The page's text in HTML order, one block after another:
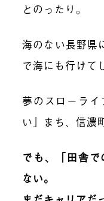
とのったり。
海のない長野県
で海にも行けて
夢のスローラ
い」まち、信濃
でも、「田舎
ない。